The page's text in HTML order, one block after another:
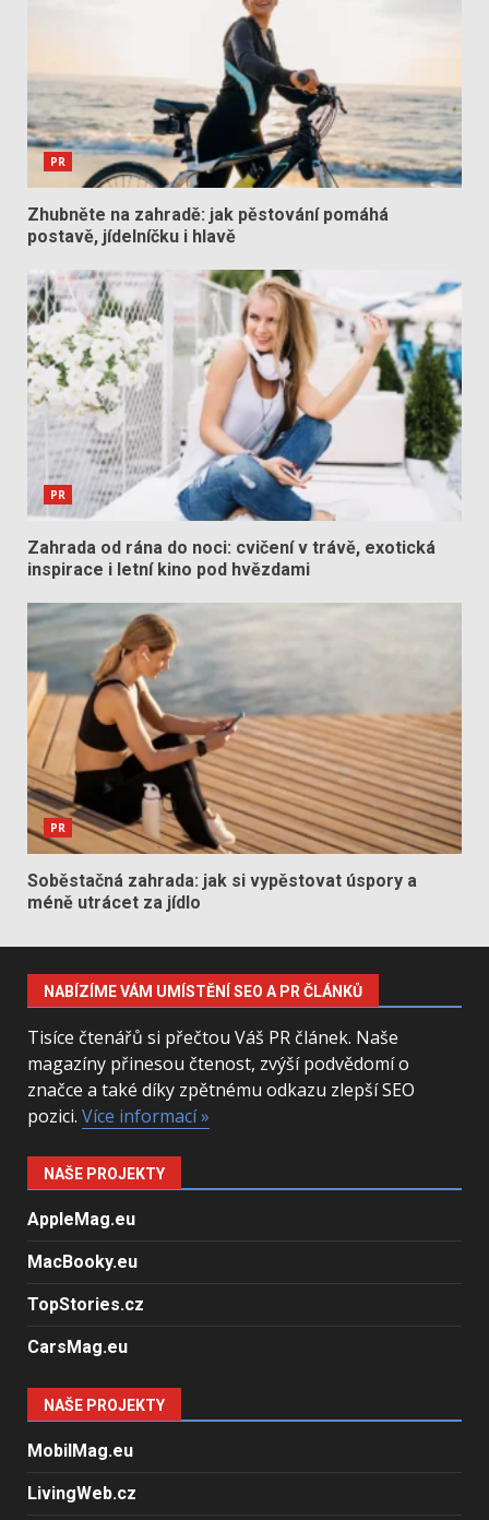
PR
Zhubněte na zahradě: jak pěstování pomáhá
postavě, jídelníčku i hlavě
PR
Zahrada od rána do noci: cvičení v trávě, exotická
inspirace i letní kino pod hvězdami
PR
Soběstačná zahrada: jak si vypěstovat úspory a
méně utrácet za jídlo
NABÍZÍME VÁM UMÍSTĚNÍ SEO A PR ČLÁNKŮ
Tisíce čtenářů si přečtou Váš PR článek. Naše
magazíny přinesou čtenost, zvýší podvědomí o
značce a také díky zpětnému odkazu zlepší SEO
pozici. Více informací »
NAŠE PROJEKTY
AppleMag.eu
MacBooky.eu
TopStories.cz
CarsMag.eu
NAŠE PROJEKTY
MobilMag.eu
LivingWeb.cz